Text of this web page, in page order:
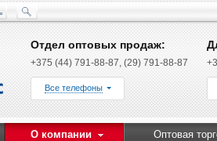
Отдел оптовых продаж:
+375 (44) 791-88-87, (29) 791-88-87
Все телефоны
О компании Оптовая